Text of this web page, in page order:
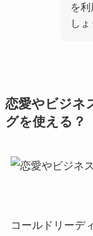
を
しょ
恋愛やビジネ
グを使える？
コールドリーデ